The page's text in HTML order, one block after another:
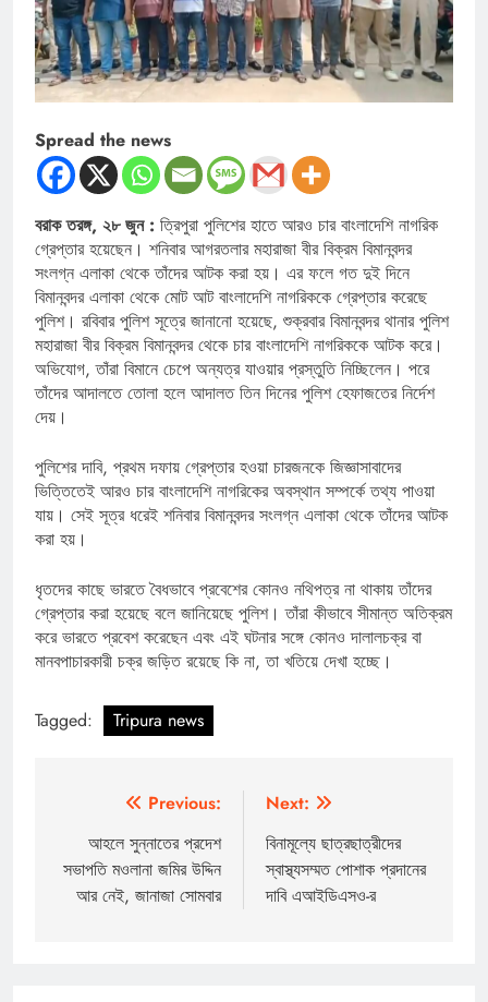
Spread the news
বরাক তরঙ্গ, ২৮ জুন : ত্রিপুরা পুলিশের হাতে আরও চার বাংলাদেশি নাগরিক
গ্রেপ্তার হয়েছেন। শনিবার আগরতলার মহারাজা বীর বিক্রম বিমানবন্দর
সংলগ্ন এলাকা থেকে তাঁদের আটক করা হয়। এর ফলে গত দুই দিনে
বিমানবন্দর এলাকা থেকে মোট আট বাংলাদেশি নাগরিককে গ্রেপ্তার করেছে
পুলিশ। রবিবার পুলিশ সূত্রে জানানো হয়েছে, শুক্রবার বিমানবন্দর থানার পুলিশ
মহারাজা বীর বিক্রম বিমানবন্দর থেকে চার বাংলাদেশি নাগরিককে আটক করে।
অভিযোগ, তাঁরা বিমানে চেপে অন্যত্র যাওয়ার প্রস্তুতি নিচ্ছিলেন। পরে
তাঁদের আদালতে তোলা হলে আদালত তিন দিনের পুলিশ হেফাজতের নির্দেশ
দেয়।
পুলিশের দাবি, প্রথম দফায় গ্রেপ্তার হওয়া চারজনকে জিজ্ঞাসাবাদের
ভিত্তিতেই আরও চার বাংলাদেশি নাগরিকের অবস্থান সম্পর্কে তথ্য পাওয়া
যায়। সেই সূত্র ধরেই শনিবার বিমানবন্দর সংলগ্ন এলাকা থেকে তাঁদের আটক
করা হয়।
ধৃতদের কাছে ভারতে বৈধভাবে প্রবেশের কোনও নথিপত্র না থাকায় তাঁদের
গ্রেপ্তার করা হয়েছে বলে জানিয়েছে পুলিশ। তাঁরা কীভাবে সীমান্ত অতিক্রম
করে ভারতে প্রবেশ করেছেন এবং এই ঘটনার সঙ্গে কোনও দালালচক্র বা
মানবপাচারকারী চক্র জড়িত রয়েছে কি না, তা খতিয়ে দেখা হচ্ছে।
Tagged: Tripura news
navigation
Previous:
আহলে সুন্নাতের প্রদেশ
সভাপতি মওলানা জমির উদ্দিন
আর নেই, জানাজা সোমবার
Next:
বিনামূল্যে ছাত্রছাত্রীদের
স্বাস্থ্যসম্মত পোশাক প্রদানের
দাবি এআইডিএসও-র